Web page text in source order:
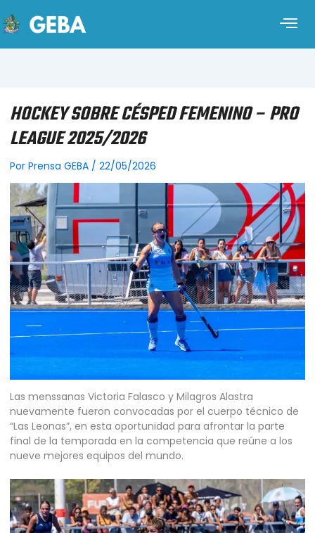
HOCKEY SOBRE CÉSPED FEMENINO – PRO
LEAGUE 2025/2026
Por Prensa GEBA / 22/05/2026
Las menssanas Victoria Falasco y Milagros Alastra
nuevamente fueron convocadas por el cuerpo técnico de
“Las Leonas”, en esta oportunidad para afrontar la parte
final de la temporada en la competencia que reúne a los
nueve mejores equipos del mundo.